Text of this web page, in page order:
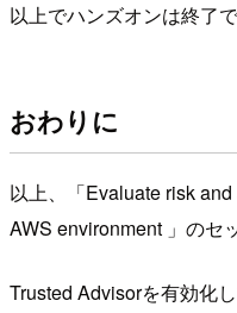
以上でハンズオンは終了で
おわりに
以上、「Evaluate risk
AWS environment 」のセ
Trusted Advisorを有効化